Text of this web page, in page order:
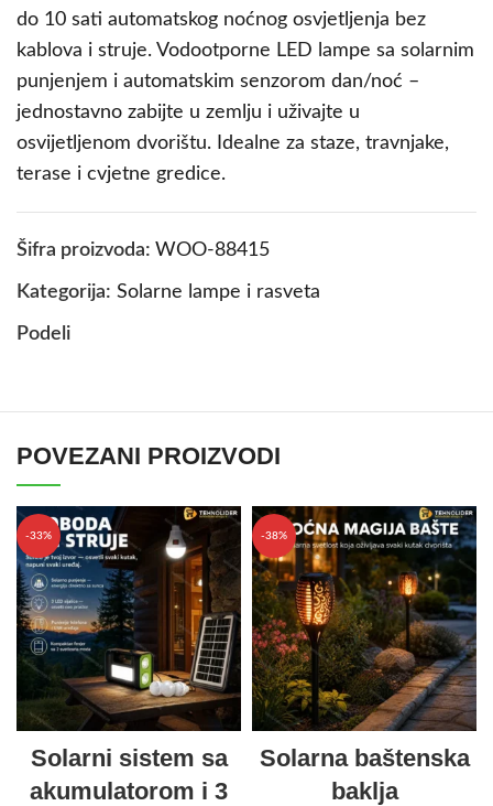
do 10 sati automatskog noćnog osvjetljenja bez
kablova i struje. Vodootporne LED lampe sa solarnim
punjenjem i automatskim senzorom dan/noć –
jednostavno zabijte u zemlju i uživajte u
osvijetljenom dvorištu. Idealne za staze, travnjake,
terase i cvjetne gredice.
Šifra proizvoda: WOO-88415
Kategorija: Solarne lampe i rasveta
Podeli
POVEZANI PROIZVODI
-33%
Solarni sistem sa
akumulatorom i 3
-38%
Solarna baštenska
baklja